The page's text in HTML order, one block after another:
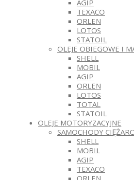
AGIP
TEXACO
ORLEN
LOTOS
STATOIL
OLEJE OBIEGOWE I
SHELL
MOBIL
AGIP
ORLEN
LOTOS
TOTAL
STATOIL
OLEJE MOTORYZACYJNE
SAMOCHODY
SHELL
MOBIL
AGIP
TEXACO